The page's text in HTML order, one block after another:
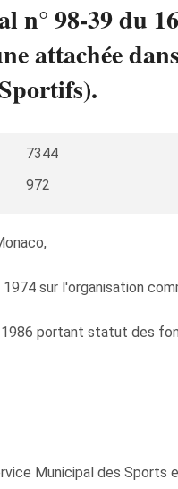
n° 98-39 du
attachée
7344
972
sur l'organisation
1986 portant statut des
Municipal des